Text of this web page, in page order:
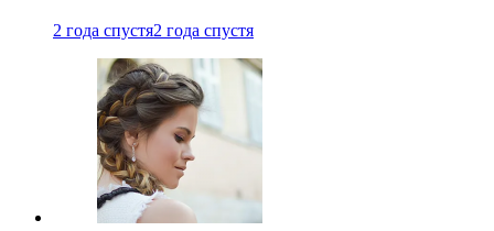
2 года спустя2 года спустя